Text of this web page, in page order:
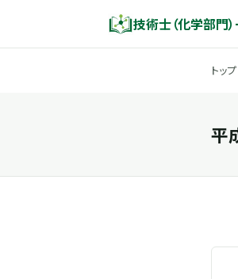
技術士（化学部門
トップ
平